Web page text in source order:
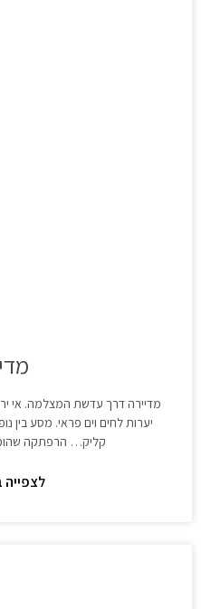
מדיירה דרך עדשת המצלמה. אי
יערות לחים וים פראי. מסע בין
קליק… הרפתקה
לצפייה